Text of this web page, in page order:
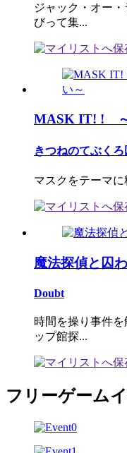
ジャック・オー
びって集...
MASK IT! !
きつねのてぶく
マスクをテーマに
魔法探偵と囚
Doubt
時間を操り事件
ップ館探...
フリーゲーム